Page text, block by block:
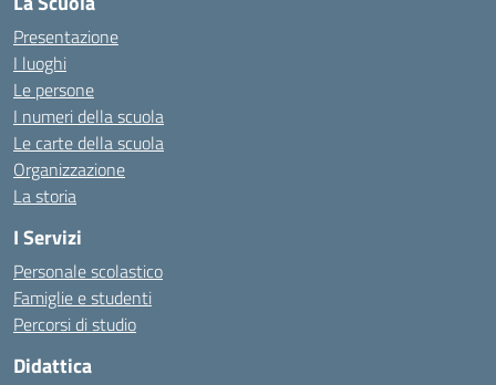
Presentazione
I luoghi
Le persone
I numeri della scuola
Le carte della scuola
Organizzazione
La storia
I Servizi
Personale scolastico
Famiglie e studenti
Percorsi di studio
Didattica